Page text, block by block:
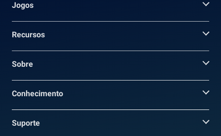
Jogos
Recursos
Sobre
Conhecimento
Suporte